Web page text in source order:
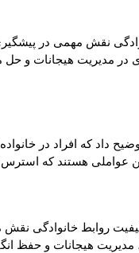
نقش مهمی در
مدیریت هیجانات و حل
که افراد در
عواملی هستند که
روابط خانوادگی
مدیریت هیجانات و